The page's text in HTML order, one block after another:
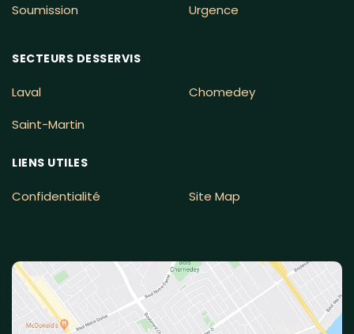
Soumission
Urgence
SECTEURS DESSERVIS
Laval
Chomedey
Saint-Martin
LIENS UTILES
Confidentialité Site Map